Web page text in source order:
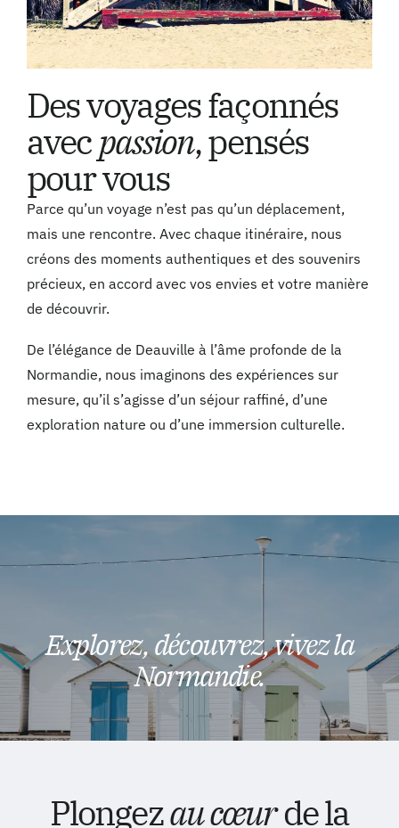
Des voyages façonnés
avecpassion, pensés
pour vous
Parce qu’un voyage n’est pas qu’un déplacement,
mais une rencontre. Avec chaque itinéraire, nous
créons des moments authentiques et des souvenirs
précieux, en accord avec vos envies et votre manière
de découvrir.
De l’élégance de Deauville à l’âme profonde de la
Normandie, nous imaginons des expériences sur
mesure, qu’il s’agisse d’un séjour raffiné, d’une
exploration nature ou d’une immersion culturelle.
Explorez, découvrez, vivez la
Normandie.
Plongezau cœurde la